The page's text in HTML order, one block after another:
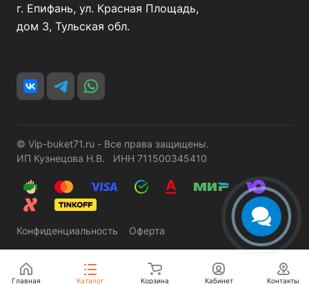
г. Епифань, ул. Красная Площадь,
дом 3, Тульская обл.
© Vip-buket71.ru - Все права защищены.
ИП Кузнецова Н.В. ИНН 711500345410
Конфиденциальность Оферта
Главная Каталог Корзина Кабинет Контакты